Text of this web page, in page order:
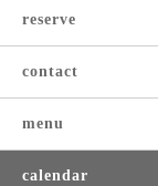
reserve
contact
menu
calendar